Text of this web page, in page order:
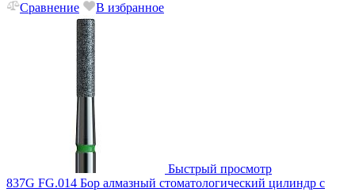
Сравнение
В избранное
Быстрый просмотр
837G FG.014 Бор алмазный стоматологический цилиндр с